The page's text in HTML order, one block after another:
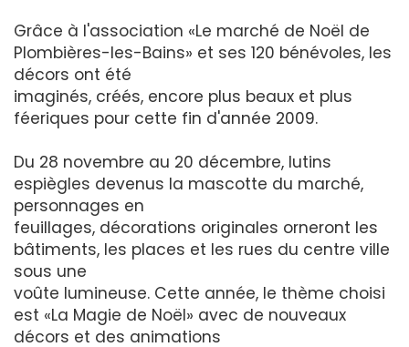
Grâce à l'association «Le marché de Noël de
Plombières-les-Bains» et ses 120 bénévoles, les
décors ont été
imaginés, créés, encore plus beaux et plus
féeriques pour cette fin d'année 2009.
Du 28 novembre au 20 décembre, lutins
espiègles devenus la mascotte du marché,
personnages en
feuillages, décorations originales orneront les
bâtiments, les places et les rues du centre ville
sous une
voûte lumineuse. Cette année, le thème choisi
est «La Magie de Noël» avec de nouveaux
décors et des animations